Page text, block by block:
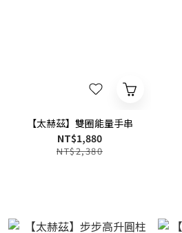
【太赫茲】雙圈能量手串
NT$1,880
NT$2,380